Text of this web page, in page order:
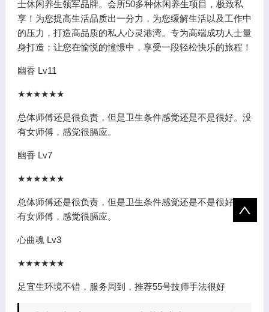
士休闲养生领军品牌。会所50多种休闲养生项目，极致私
享！为您提高生活品质出一分力，为您缓解生活以及工作中
的压力，打造高品质的私人心灵港湾。专为高端成功人士量
身打造；让您在愉悦的憧憬中，享受一段轻松快乐的旅程！
幽香 Lv11
★★★★★★
总体师傅还是很负责，但是卫生条件感觉还是不是很好。没
有女师傅，感觉很膈应。
幽香 Lv7
★★★★★★
总体师傅还是很负责，但是卫生条件感觉还是不是很好。没
有女师傅，感觉很膈应。
心曲魂 Lv3
★★★★★★
足宜生环境不错，服务周到，推荐55号技师手法很好